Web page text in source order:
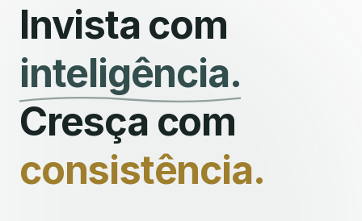
Invista com
inteligência.
Cresça com
consistência.